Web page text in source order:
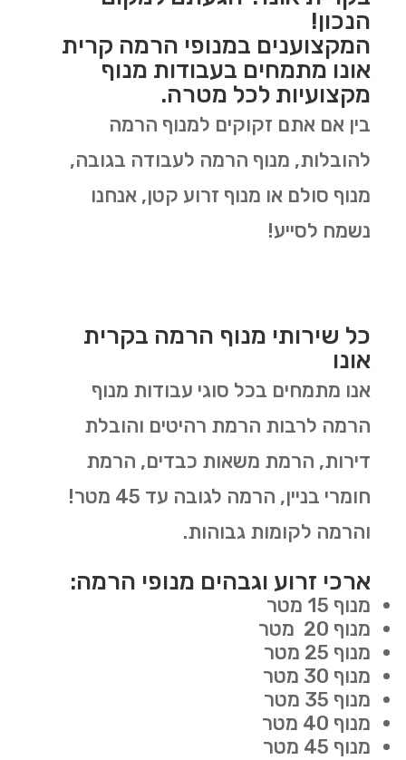
הנכון!
המקצוענים במנופי הרמה קרית
אונו מתמחים בעבודות מנוף
מקצועיות לכל מטרה.
בין אם אתם זקוקים למנוף הרמה
להובלות, מנוף הרמה לעבודה בגובה,
מנוף סולם או מנוף זרוע קטן, אנחנו
נשמח לסייע!
כל שירותי מנוף הרמה בקרית
אונו
אנו מתמחים בכל סוגי עבודות מנוף
הרמה לרבות הרמת רהיטים והובלת
דירות, הרמת משאות כבדים, הרמת
חומרי בניין, הרמה לגובה עד 45 מטר!
והרמה לקומות גבוהות.
ארכי זרוע וגבהים מנופי הרמה:
מנוף 15 מטר
מנוף 20 מטר
מנוף 25 מטר
מנוף 30 מטר
מנוף 35 מטר
מנוף 40 מטר
מנוף 45 מטר